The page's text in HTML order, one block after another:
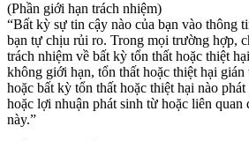
(Phần giới hạn trách nhiệm)
“Bất kỳ sự tin cậy nào của bạn vào thông
bạn tự chịu rủi ro. Trong mọi trường hợp,
trách nhiệm về bất kỳ tổn thất hoặc thiệt
không giới hạn, tổn thất hoặc thiệt hại gián
hoặc bất kỳ tổn thất hoặc thiệt hại nào
hoặc lợi nhuận phát sinh từ hoặc liên quan
này.”